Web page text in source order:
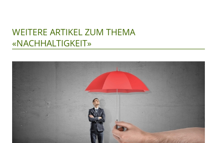
WEITERE ARTIKEL ZUM THEMA
«NACHHALTIGKEIT»